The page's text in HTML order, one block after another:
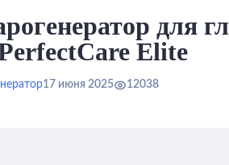
для
Elite
17 июня 2025 12038